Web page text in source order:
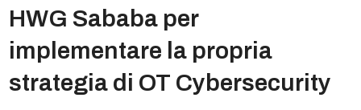
HWG Sababa per
implementare la propria
strategia di OT Cybersecurity